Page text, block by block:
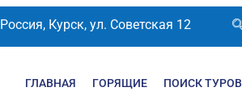
Россия, Курск, ул. Советская 12
ГЛАВНАЯ ГОРЯЩИЕ ПОИСК ТУРОВ